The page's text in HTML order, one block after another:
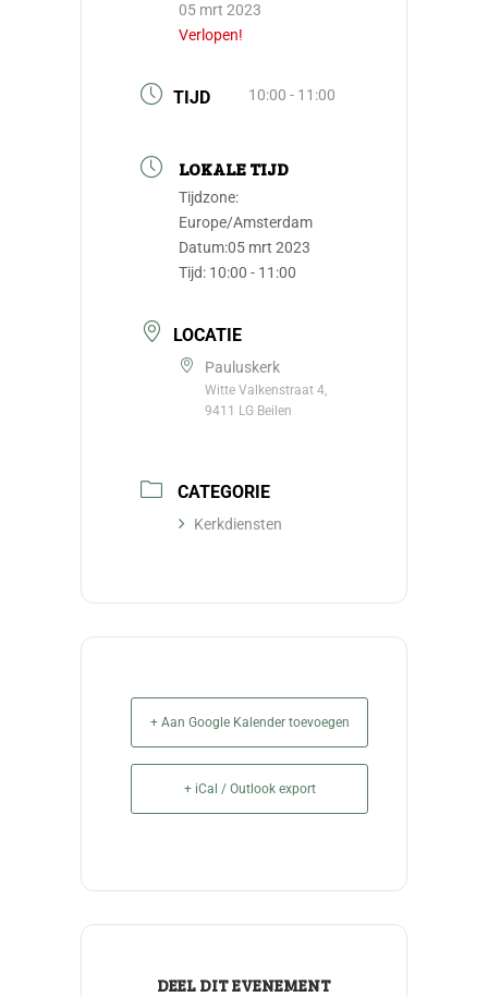
05 mrt 2023
Verlopen!
TIJD 10:00 - 11:00
LOKALE TIJD
Tijdzone:
Europe/Amsterdam
Datum:05 mrt 2023
Tijd: 10:00 - 11:00
LOCATIE
Pauluskerk
Witte Valkenstraat 4,
9411 LG Beilen
CATEGORIE
Kerkdiensten
+ Aan Google Kalender toevoegen
+ iCal / Outlook export
DEEL DIT EVENEMENT